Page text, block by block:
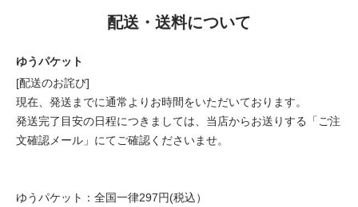
配送・送料について
ゆうパケット
[配送のお詫び]
現在、発送までに通常よりお時間をいただいております。
発送完了目安の日程につきましては、当店からお送りする「ご注
文確認メール」にてご確認くださいませ。
ゆうパケット：全国一律297円(税込）